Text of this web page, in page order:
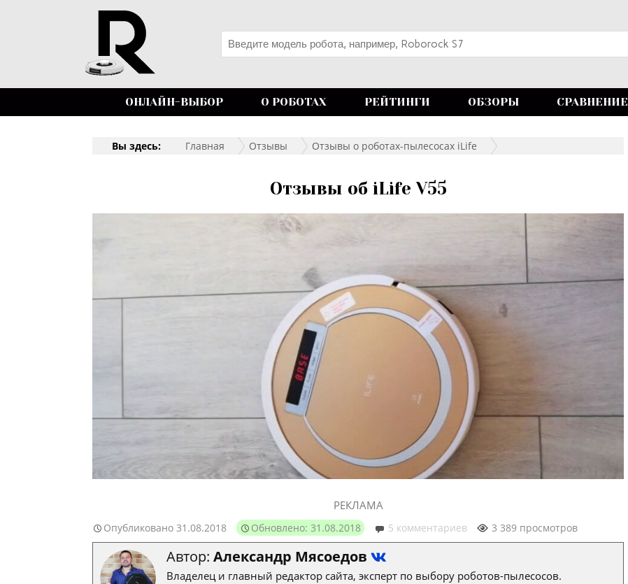
ОНЛАЙН-ВЫБОР О РОБОТАХ РЕЙТИНГИ ОБЗОРЫ СРАВНЕНИЕ
Вы здесь: Главная Отзывы Отзывы о роботах-пылесосах iLife
Отзывы об iLife V55
РЕКЛАМА
Опубликовано 31.08.2018 Обновлено: 31.08.2018 5 комментариев 3 389 просмотров
Автор: Александр Мясоедов
Владелец и главный редактор сайта, эксперт по выбору роботов-пылесосов.